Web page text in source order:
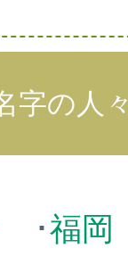
字の人々
･福岡